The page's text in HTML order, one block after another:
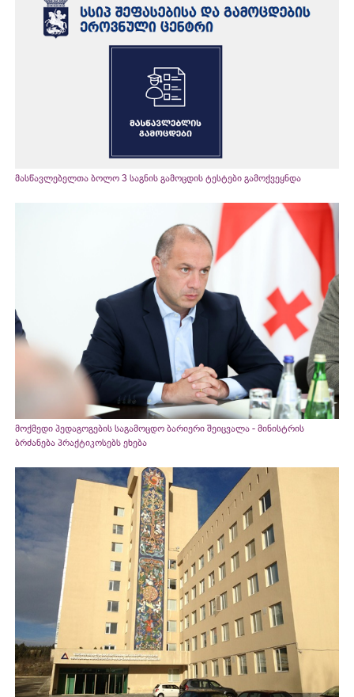
მასწავლებელთა ბოლო 3 საგნის გამოცდის ტესტები გამოქვეყნდა
მოქმედი პედაგოგების საგამოცდო ბარიერი შეიცვალა - მინისტრის
ბრძანება პრაქტიკოსებს ეხება